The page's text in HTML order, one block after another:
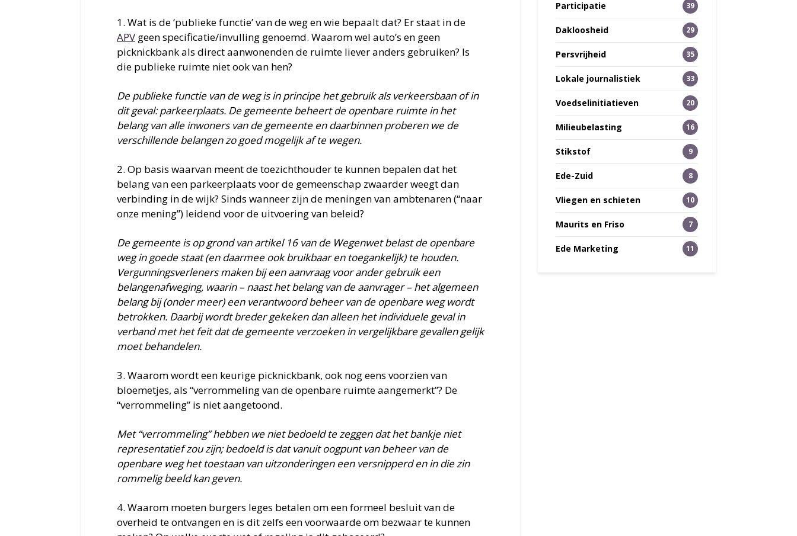
1. Wat is de ‘publieke functie’ van de weg en wie bepaalt dat? Er staat in de
APV geen specificatie/invulling genoemd. Waarom wel auto’s en geen
picknickbank als direct aanwonenden de ruimte liever anders gebruiken? Is
die publieke ruimte niet ook van hen?
De publieke functie van de weg is in principe het gebruik als verkeersbaan of in
dit geval: parkeerplaats. De gemeente beheert de openbare ruimte in het
belang van alle inwoners van de gemeente en daarbinnen proberen we de
verschillende belangen zo goed mogelijk af te wegen.
2. Op basis waarvan meent de toezichthouder te kunnen bepalen dat het
belang van een parkeerplaats voor de gemeenschap zwaarder weegt dan
verbinding in de wijk? Sinds wanneer zijn de meningen van ambtenaren (“naar
onze mening”) leidend voor de uitvoering van beleid?
De gemeente is op grond van artikel 16 van de Wegenwet belast de openbare
weg in goede staat (en daarmee ook bruikbaar en toegankelijk) te houden.
Vergunningsverleners maken bij een aanvraag voor ander gebruik een
belangenafweging, waarin – naast het belang van de aanvrager – het algemeen
belang bij (onder meer) een verantwoord beheer van de openbare weg wordt
betrokken. Daarbij wordt breder gekeken dan alleen het individuele geval in
verband met het feit dat de gemeente verzoeken in vergelijkbare gevallen gelijk
moet behandelen.
3. Waarom wordt een keurige picknickbank, ook nog eens voorzien van
bloemetjes, als “verrommeling van de openbare ruimte aangemerkt”? De
“verrommeling” is niet aangetoond.
Met “verrommeling” hebben we niet bedoeld te zeggen dat het bankje niet
representatief zou zijn; bedoeld is dat vanuit oogpunt van beheer van de
openbare weg het toestaan van uitzonderingen een versnipperd en in die zin
rommelig beeld kan geven.
4. Waarom moeten burgers leges betalen om een formeel besluit van de
overheid te ontvangen en is dit zelfs een voorwaarde om bezwaar te kunnen
Participatie 39
Dakloosheid 29
Persvrijheid 35
Lokale journalistiek 33
Voedselinitiatieven 20
Milieubelasting 16
Stikstof 9
Ede-Zuid 8
Vliegen en schieten 10
Maurits en Friso 7
Ede Marketing 11